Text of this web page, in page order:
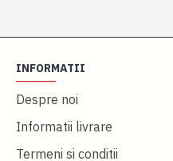
INFORMATII
Despre noi
Informatii livrare
Termeni si conditii